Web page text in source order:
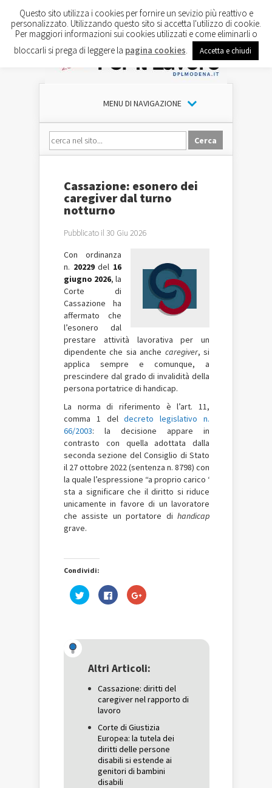
MENU DI NAVIGAZIONE
Cassazione: esonero dei
caregiver dal turno
notturno
Pubblicato il 30 Giu 2026
Con ordinanza
n. 20229del 16
giugno 2026, la
Corte di
Cassazione ha
affermato che
l’esonero dal
prestare attività lavorativa per un
dipendente che sia anche caregiver, si
applica sempre e comunque, a
prescindere dal grado di invalidità della
persona portatrice di handicap.
La norma di riferimento è l’art. 11,
comma 1 deldecreto legislativo n.
66/2003: la decisione appare in
contrasto con quella adottata dalla
seconda sezione del Consiglio di Stato
il 27 ottobre 2022 (sentenza n. 8798) con
la quale l’espressione “a proprio carico ‘
sta a significare che il diritto si riduce
unicamente in favore di un lavoratore
che assiste un portatore di handicap
grave.
Condividi:
Fai
clic
una
nuova
Fai
clic
nuova
finestra)
Fai
clic
una
nuova
Altri Articoli:
Cassazione: diritti del
caregiver nel rapporto di
lavoro
Corte di Giustizia
Europea: la tutela dei
diritti delle persone
disabili si estende ai
genitori di bambini
disabili
Questo sito utilizza i cookies per fornire un sevizio più reattivo e
personalizzato. Utilizzando questo sito si accetta l'utilizzo di cookie.
Per maggiori informazioni sui cookies utilizzati e come eliminarli o
bloccarli si prega di leggere la pagina cookies Accetta e chiudi